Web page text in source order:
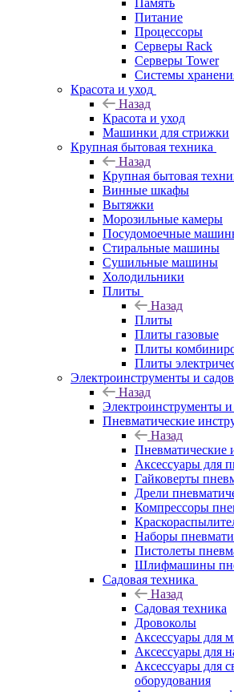
Память
Питание
Процессоры
Серверы Rack
Серверы Tower
Системы
Красота и уход
Назад
Красота и уход
Машинки для стрижки
Крупная бытовая техника
Назад
Крупная бытовая
Винные шкафы
Вытяжки
Морозильные камеры
Посудомоечные
Стиральные машины
Сушильные машины
Холодильники
Плиты
Назад
Плиты
Плиты газовые
Плиты
Плиты
Электроинструменты и
Назад
Электроинструменты и
Пневматические
Назад
Пневматические
Аксессуары для
Гайковерты
Дрели
Компрессоры
Наборы
Пистолеты
Шлифмашины
Садовая техника
Назад
Садовая техника
Дровоколы
Аксессуары для
Аксессуары для
Аксессуары для
оборудования